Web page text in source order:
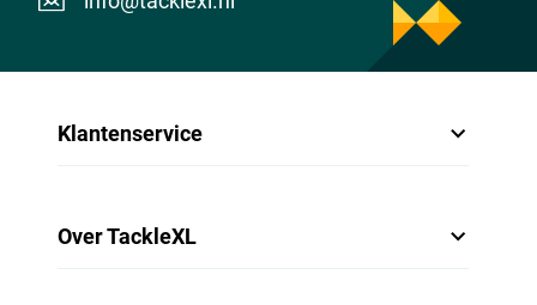
- Instant anti-reverse systeem
- Afgedicht tegen vuil en vocht
- Lengte: 300m
- Supersterk
Klantenservice
Over TackleXL